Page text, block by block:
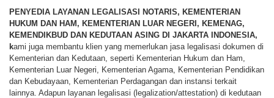
PENYEDIA LAYANAN LEGALISASI NOTARIS, KEMENTERIAN
HUKUM DAN HAM, KEMENTERIAN LUAR NEGERI, KEMENAG,
KEMENDIKBUD DAN KEDUTAAN ASING DI JAKARTA INDONESIA,
kami juga membantu klien yang memerlukan jasa legalisasi dokumen di
Kementerian dan Kedutaan, seperti Kementerian Hukum dan Ham,
Kementerian Luar Negeri, Kementerian Agama, Kementerian Pendidikan
dan Kebudayaan, Kementerian Perdagangan dan instansi terkait
lainnya. Adapun layanan legalisasi (legalization/attestation) di kedutaan